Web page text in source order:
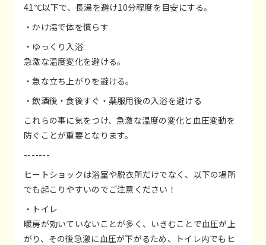
41℃以下で、長湯を避け10分程度を目安にする。
・かけ湯で体を慣らす
・ゆっくり入浴:
急激な温度変化を避ける。
・急な立ち上がりを避ける。
・飲酒後・食後すぐ・薬服用後の入浴を避ける
これらの事に気をつけ、急激な温度の変化と血圧変動を
防ぐことが重要となります。
-------
ヒートショックは浴室や脱衣所だけでなく、以下の場所
でも起こりやすいのでご注意ください！
・トイレ
暖房が効いていないことが多く、いきむことで血圧が上
がり、その後急激に血圧が下がるため、トイレ内でもヒ